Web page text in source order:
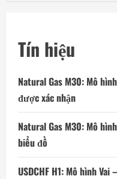
Tín hiệu
Natural Gas M30: Mô
được xác nhận
Natural Gas M30: Mô
biểu đồ
USDCHF H1: Mô hình